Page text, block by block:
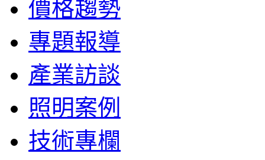
價格趨勢
專題報導
產業訪談
照明案例
技術專欄